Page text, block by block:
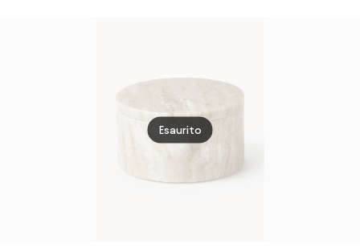
Esaurito